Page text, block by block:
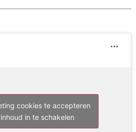
cookies te accepteren
in te schakelen